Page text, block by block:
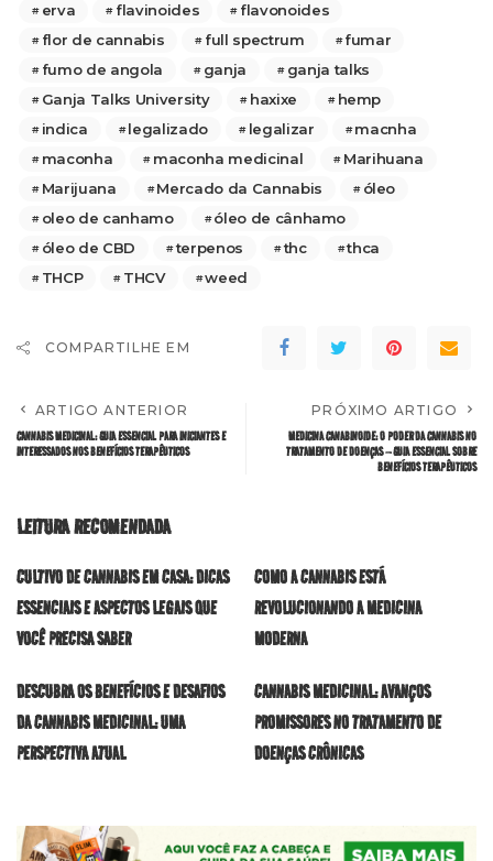
erva
flavinoides
flavonoides
flor de cannabis
full spectrum
fumar
fumo de angola
ganja
ganja talks
Ganja Talks University
haxixe
hemp
indica
legalizado legalizar
macnha
maconha
maconha medicinal
Marihuana
Marijuana
Mercado da Cannabis
óleo
oleo de canhamo
óleo de cânhamo
óleo de CBD
terpenos thc
thca
THCP
THCV weed
COMPARTILHE EM
ARTIGO ANTERIOR
CANNABIS MEDICINAL: GUIA ESSENCIAL PARA INICIANTES E
INTERESSADOS NOS BENEFÍCIOS TERAPÊUTICOS
PRÓXIMO ARTIGO
MEDICINA CANABINOIDE: O PODER DA CANNABIS NO
TRATAMENTO DE DOENÇAS – GUIA ESSENCIAL SOBRE
BENEFÍCIOS TERAPÊUTICOS
LEITURA RECOMENDADA
CULTIVO DE CANNABIS EM CASA: DICAS
ESSENCIAIS E ASPECTOS LEGAIS QUE
VOCÊ PRECISA SABER
COMO A CANNABIS ESTÁ
REVOLUCIONANDO A MEDICINA
MODERNA
DESCUBRA OS BENEFÍCIOS E DESAFIOS
DA CANNABIS MEDICINAL: UMA
PERSPECTIVA ATUAL
CANNABIS MEDICINAL: AVANÇOS
PROMISSORES NO TRATAMENTO DE
DOENÇAS CRÔNICAS